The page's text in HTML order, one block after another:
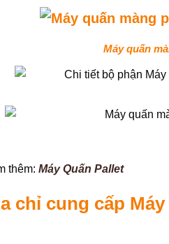
Máy quấn
thêm: Máy Quấn Pallet
chỉ cung cấp